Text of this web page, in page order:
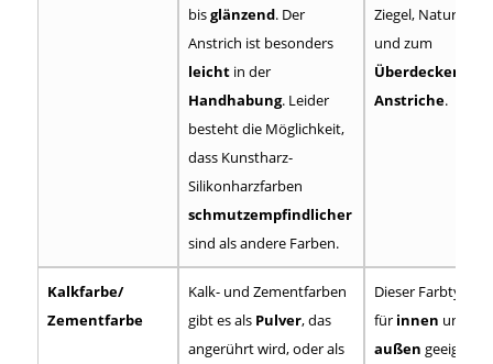
bisglänzend. Der
Anstrich ist besonders
leichtin der
Handhabung. Leider
besteht die Möglichkeit,
dass Kunstharz-
Silikonharzfarben
schmutzempfindlicher
sind als andere Farben.
Ziegel, Naturstein
und zum
Überdecken
Anstriche.
Kalkfarbe/
Zementfarbe
Kalk- und Zementfarben
gibt es als Pulver, das
angerührt wird, oder als
Dieser Farbtyp ist
für innen und
außen geeignet.